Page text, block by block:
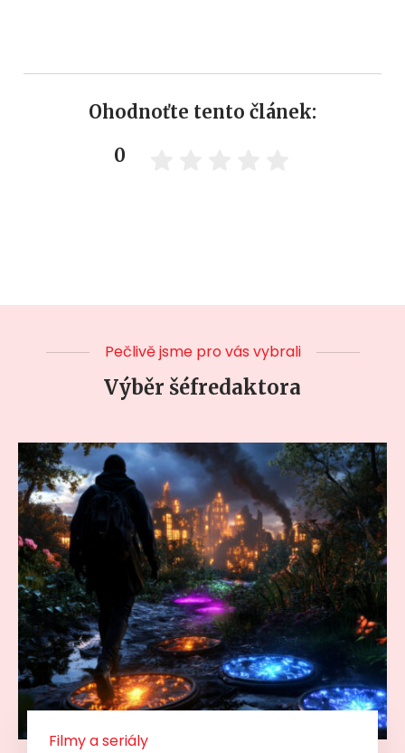
Ohodnoťte tento článek:
0
Pečlivě jsme pro vás vybrali
Výběr šéfredaktora
Filmy a seriály